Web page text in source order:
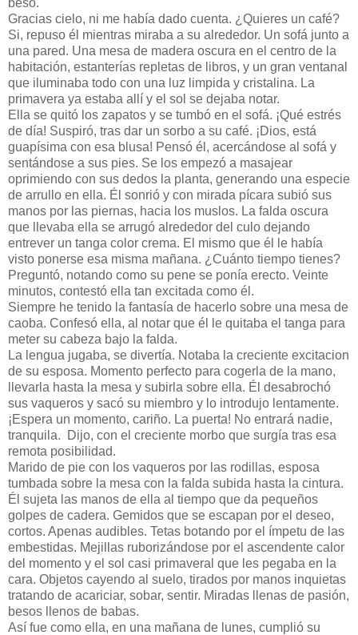
beso.
Gracias cielo, ni me había dado cuenta. ¿Quieres un café?
Si, repuso él mientras miraba a su alrededor. Un sofá junto a
una pared. Una mesa de madera oscura en el centro de la
habitación, estanterías repletas de libros, y un gran ventanal
que iluminaba todo con una luz limpida y cristalina. La
primavera ya estaba allí y el sol se dejaba notar.
Ella se quitó los zapatos y se tumbó en el sofá. ¡Qué estrés
de día! Suspiró, tras dar un sorbo a su café. ¡Dios, está
guapísima con esa blusa! Pensó él, acercándose al sofá y
sentándose a sus pies. Se los empezó a masajear
oprimiendo con sus dedos la planta, generando una especie
de arrullo en ella. Él sonrió y con mirada pícara subió sus
manos por las piernas, hacia los muslos. La falda oscura
que llevaba ella se arrugó alrededor del culo dejando
entrever un tanga color crema. El mismo que él le había
visto ponerse esa misma mañana. ¿Cuánto tiempo tienes?
Preguntó, notando como su pene se ponía erecto. Veinte
minutos, contestó ella tan excitada como él.
Siempre he tenido la fantasía de hacerlo sobre una mesa de
caoba. Confesó ella, al notar que él le quitaba el tanga para
meter su cabeza bajo la falda.
La lengua jugaba, se divertía. Notaba la creciente excitacion
de su esposa. Momento perfecto para cogerla de la mano,
llevarla hasta la mesa y subirla sobre ella. Él desabrochó
sus vaqueros y sacó su miembro y lo introdujo lentamente.
¡Espera un momento, cariño. La puerta! No entrará nadie,
tranquila. Dijo, con el creciente morbo que surgía tras esa
remota posibilidad.
Marido de pie con los vaqueros por las rodillas, esposa
tumbada sobre la mesa con la falda subida hasta la cintura.
Él sujeta las manos de ella al tiempo que da pequeños
golpes de cadera. Gemidos que se escapan por el deseo,
cortos. Apenas audibles. Tetas botando por el ímpetu de las
embestidas. Mejillas ruborizándose por el ascendente calor
del momento y el sol casi primaveral que les pegaba en la
cara. Objetos cayendo al suelo, tirados por manos inquietas
tratando de acariciar, sobar, sentir. Miradas llenas de pasión,
besos llenos de babas.
Así fue como ella, en una mañana de lunes, cumplió su